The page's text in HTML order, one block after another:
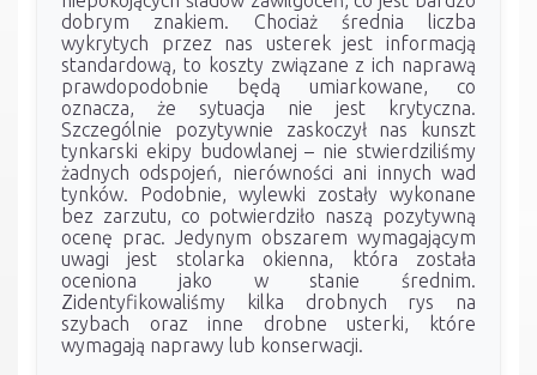
dobrym znakiem. Chociaż średnia liczba
wykrytych przez nas usterek jest informacją
standardową, to koszty związane z ich naprawą
prawdopodobnie będą umiarkowane, co
oznacza, że sytuacja nie jest krytyczna.
Szczególnie pozytywnie zaskoczył nas kunszt
tynkarski ekipy budowlanej – nie stwierdziliśmy
żadnych odspojeń, nierówności ani innych wad
tynków. Podobnie, wylewki zostały wykonane
bez zarzutu, co potwierdziło naszą pozytywną
ocenę prac. Jedynym obszarem wymagającym
uwagi jest stolarka okienna, która została
oceniona jako w stanie średnim.
Zidentyfikowaliśmy kilka drobnych rys na
szybach oraz inne drobne usterki, które
wymagają naprawy lub konserwacji.